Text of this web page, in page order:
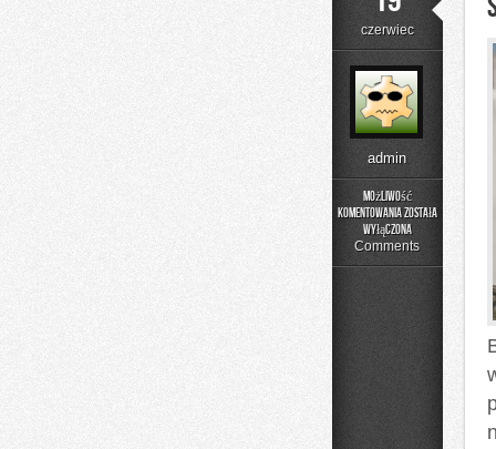
czerwiec
admin
Możliwość
komentowania
Składniki
lupą
została
wyłączona
Comments